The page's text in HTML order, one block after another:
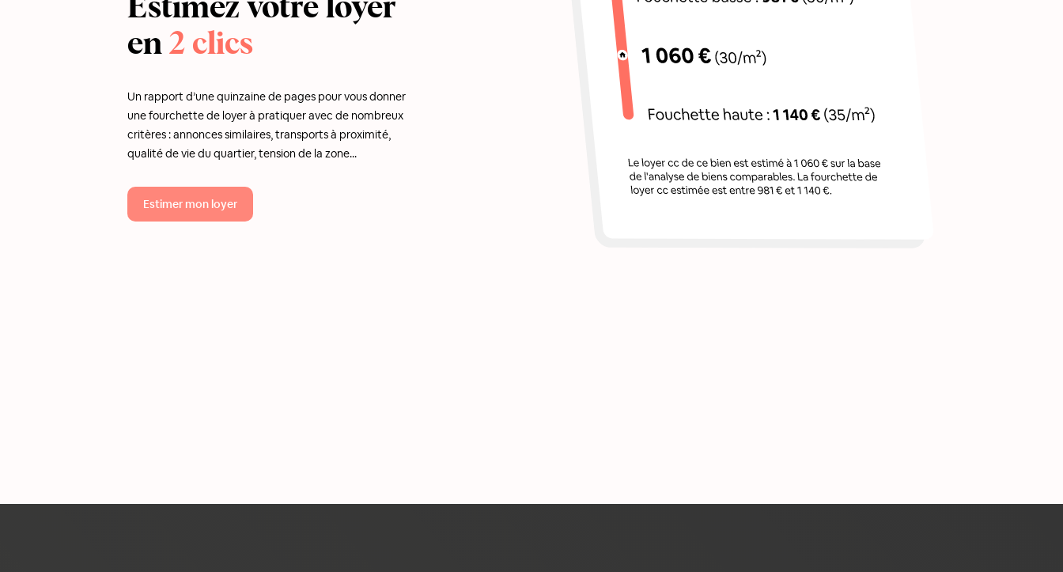
Estimez votre loyer
en2 clics
Un rapport d’une quinzaine de pages pour vous donner
une fourchette de loyer à pratiquer avec de nombreux
critères : annonces similaires, transports à proximité,
qualité de vie du quartier, tension de la zone...
Estimer mon loyer